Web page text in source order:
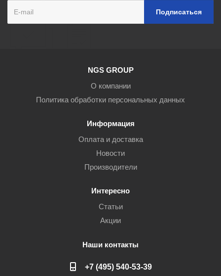
NGS GROUP
О компании
Политика обработки персональных данных
Информация
Оплата и доставка
Новости
Производители
Интересно
Статьи
Акции
Наши контакты
+7 (495) 540-53-39